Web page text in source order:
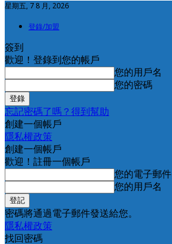
星期五, 7 8 月, 2026
登錄/加盟
簽到
歡迎！登錄到您的帳戶
您的用戶名
您的密碼
忘記密碼了嗎？得到幫助
創建一個帳戶
隱私權政策
創建一個帳戶
歡迎！註冊一個帳戶
您的電子郵件
您的用戶名
密碼將通過電子郵件發送給您。
隱私權政策
找回密碼